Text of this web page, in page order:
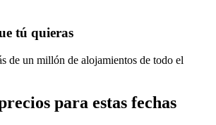
tú quieras
de un millón de alojamientos de todo el
para estas fechas